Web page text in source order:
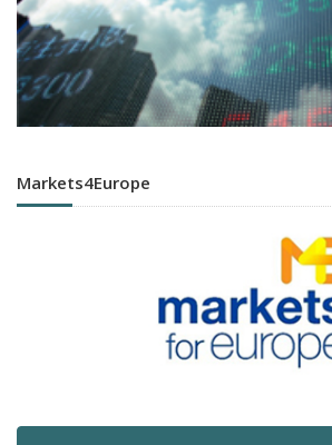
Markets4Europe